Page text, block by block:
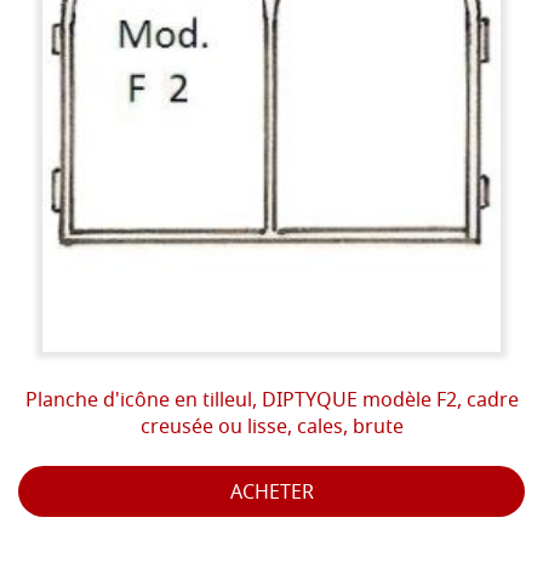
Planche d'icône en tilleul, DIPTYQUE modèle F2, cadre
creusée ou lisse, cales, brute
ACHETER